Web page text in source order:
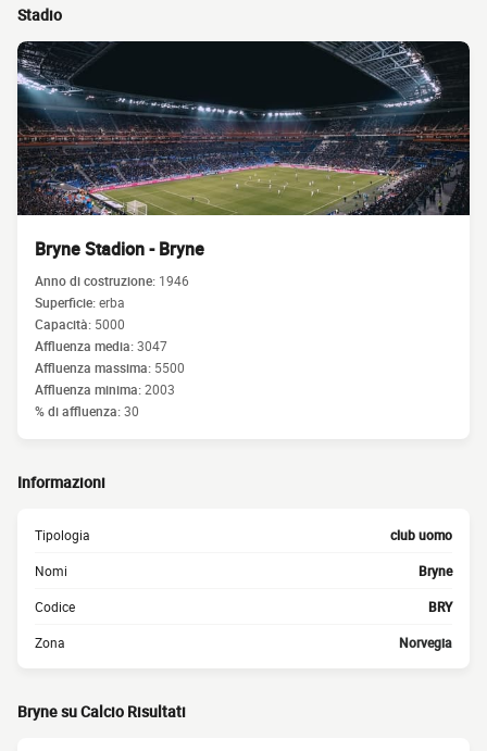
Stadio
Bryne Stadion - Bryne
Anno di costruzione: 1946
Superficie:erba
Capacità: 5000
Affluenza media:3047
Affluenza massima: 5500
Affluenza minima:2003
% di affluenza:30
Informazioni
Tipologia club uomo
Nomi Bryne
Codice BRY
Zona Norvegia
Bryne su Calcio Risultati